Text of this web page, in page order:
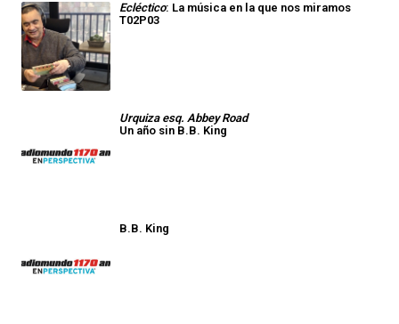
Ecléctico: La música en la que nos miramos
T02P03
Urquiza esq. Abbey Road
Un año sin B.B. King
B.B. King